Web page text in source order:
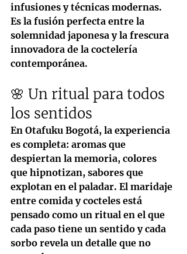
infusiones y técnicas modernas.
Es la fusión perfecta entre la
solemnidad japonesa y la frescura
innovadora de la coctelería
contemporánea.
🌸 Un ritual para todos
los sentidos
En Otafuku Bogotá, la experiencia
es completa: aromas que
despiertan la memoria, colores
que hipnotizan, sabores que
explotan en el paladar. El maridaje
entre comida y cocteles está
pensado como un ritual en el que
cada paso tiene un sentido y cada
sorbo revela un detalle que no